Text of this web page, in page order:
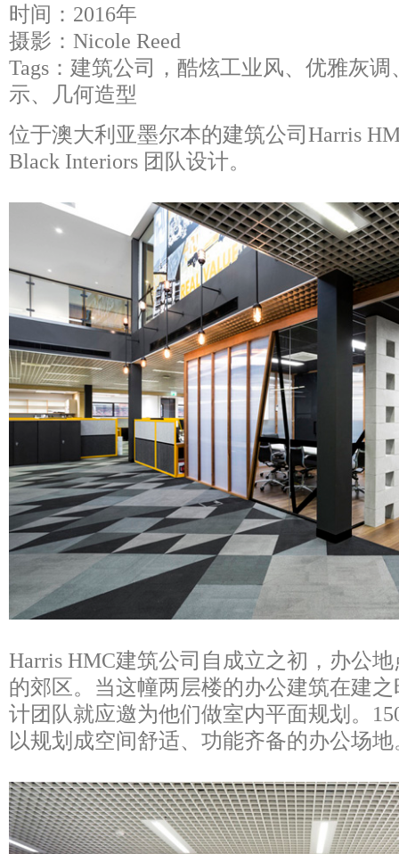
时间：2016年
摄影：Nicole Reed
Tags：建筑公司，酷炫工业风、优雅灰
示、几何造型
位于澳大利亚墨尔本的建筑公司Harris
Black Interiors 团队设计。
Harris HMC建筑公司自成立之初，办公
的郊区。当这幢两层楼的办公建筑在建之
计团队就应邀为他们做室内平面规划。
以规划成空间舒适、功能齐备的办公场地